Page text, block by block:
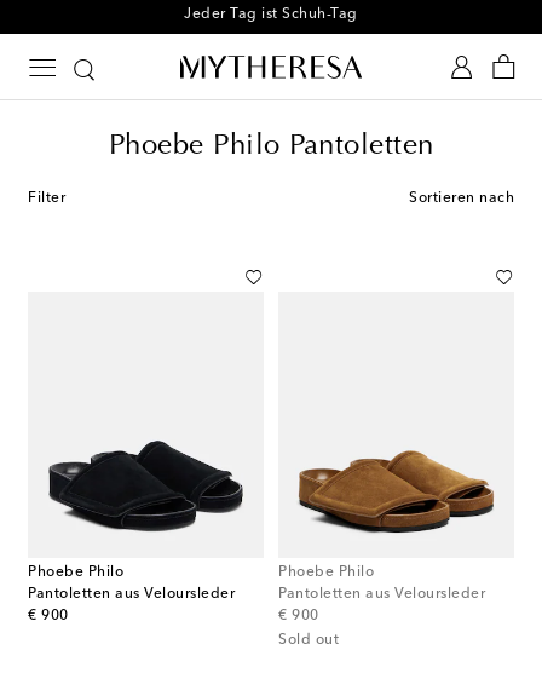
Melden Sie sich für unseren Shoe Club an
Phoebe Philo Pantoletten
Filter Sortieren nach
Phoebe Philo
Pantoletten aus Veloursleder
€ 900
original price
Phoebe Philo
Pantoletten aus Veloursleder
€ 900
original price
Sold out